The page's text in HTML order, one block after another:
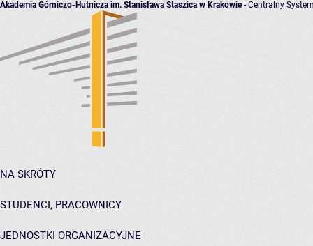
Akademia Górniczo-Hutnicza im. Stanisława Staszica w Krakowie- Centralny
NA SKRÓTY
STUDENCI, PRACOWNICY
JEDNOSTKI ORGANIZACYJNE